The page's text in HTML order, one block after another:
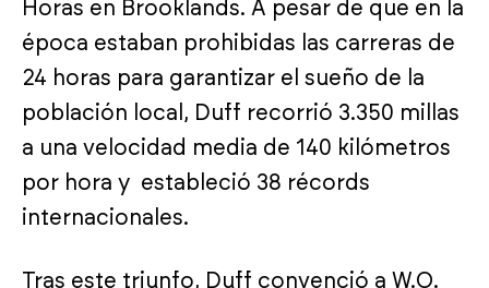
Horas en Brooklands. A pesar de que en la
época estaban prohibidas las carreras de
24 horas para garantizar el sueño de la
población local, Duff recorrió 3.350 millas
a una velocidad media de 140 kilómetros
por hora y estableció 38 récords
internacionales.
Tras este triunfo, Duff convenció a W.O.